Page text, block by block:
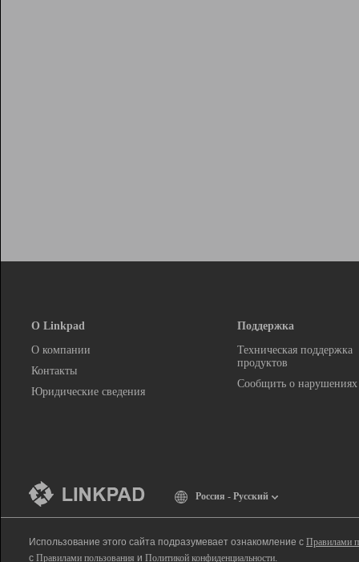
О Linkpad
О компании
Контакты
Юридические сведения
Поддержка
Техническая поддержка
продуктов
Сообщить о нарушениях
Россия - Русский
Использование этого сайта подразумевает ознакомление с Правилами
с Правилами пользования и Политикой конфиденциальности.